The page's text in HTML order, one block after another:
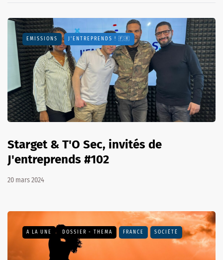
EMISSIONS J'ENTREPRENDS ! 🇫🇷
Starget & T'O Sec, invités de
J'entreprends #102
20 mars 2024
A LA UNE DOSSIER - THEMA FRANCE SOCIÉTÉ